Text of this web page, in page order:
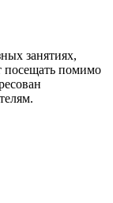
занятиях,
посещать помимо